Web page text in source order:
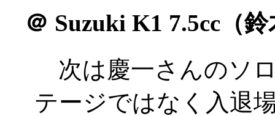
＠ Suzuki K1 7.5cc（
次は慶一さんのソ
テージではなく入退